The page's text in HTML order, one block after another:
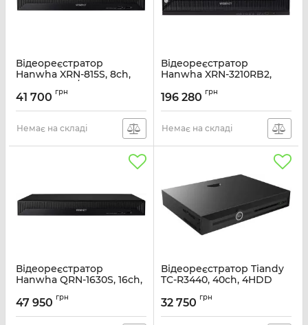
Відеореєстратор
Hanwha XRN-815S, 8ch,
2HDD, 8PoE/PoE+,
12MP~CIF, P2P
Артикул: XRN-815S
41 700 грн
Немає на складі
Відеореєстратор
Hanwha XRN-3210RB2,
RAID 5/6
Артикул: XRN-3210RB2
196 280 грн
Немає на складі
Відеореєстратор
Hanwha QRN-1630S, 16ch,
P2P
Артикул: QRN-1630S
47 950 грн
Відеореєстратор Tiandy
TC-R3440, 40ch, 4HDD
32 750 грн